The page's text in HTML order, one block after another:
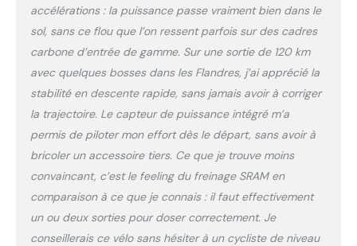
E1 avec capteur de
puissance. poids::8,1 kg
en taille M montage
Tubeless-Cadre:
100.0% Carbone
accélérations : la puissance passe vraiment bien dans le
sol, sans ce flou que l’on ressent parfois sur des cadres
carbone d’entrée de gamme. Sur une sortie de 120 km
avec quelques bosses dans les Flandres, j’ai apprécié la
stabilité en descente rapide, sans jamais avoir à corriger
la trajectoire. Le capteur de puissance intégré m’a
permis de piloter mon effort dès le départ, sans avoir à
bricoler un accessoire tiers. Ce que je trouve moins
convaincant, c’est le feeling du freinage SRAM en
comparaison à ce que je connais : il faut effectivement
un ou deux sorties pour doser correctement. Je
conseillerais ce vélo sans hésiter à un cycliste de niveau